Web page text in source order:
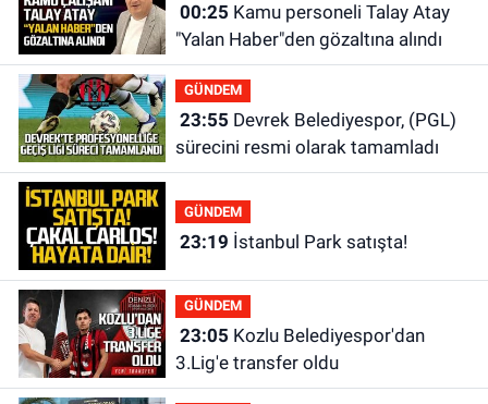
00:25
"Yalan Haber"den gözaltına alındı
GÜNDEM
23:55
sürecini resmi olarak tamamladı
GÜNDEM
23:19 İstanbul Park satışta!
GÜNDEM
23:05
3.Lig'e transfer oldu